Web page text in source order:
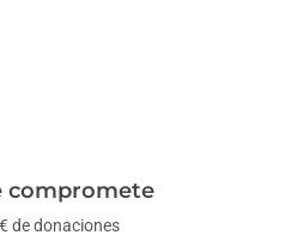
compromete
de donaciones